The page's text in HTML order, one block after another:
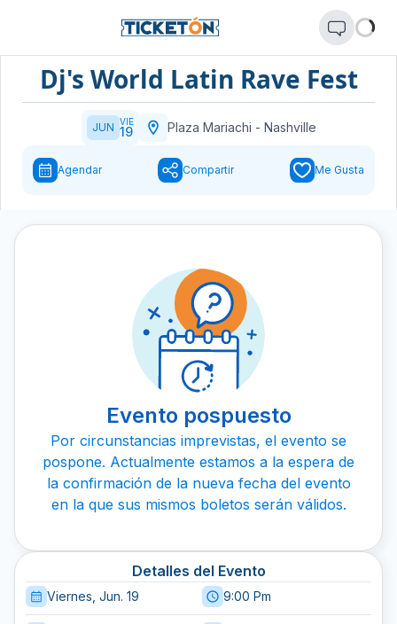
Dj's World Latin Rave Fest
JUN VIE
19 Plaza Mariachi - Nashville
Agendar Compartir Me Gusta
Evento pospuesto
Por circunstancias imprevistas, el evento se
pospone. Actualmente estamos a la espera de
la confirmación de la nueva fecha del evento
en la que sus mismos boletos serán válidos.
Detalles del Evento
Viernes, Jun. 19 9:00 Pm